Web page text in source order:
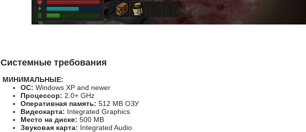
Системные требования
МИНИМАЛЬНЫЕ:
ОС: Windows XP and newer
Процессор: 2.0+ GHz
Оперативная память: 512 MB ОЗУ
Видеокарта: Integrated Graphics
Место на диске: 500 MB
Звуковая карта: Integrated Audio